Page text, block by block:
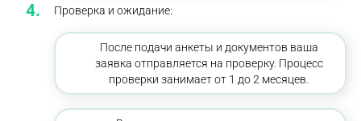
Проверка и ожидание:
После подачи анкеты и документов ваша
заявка отправляется на проверку. Процесс
проверки занимает от 1 до 2 месяцев.